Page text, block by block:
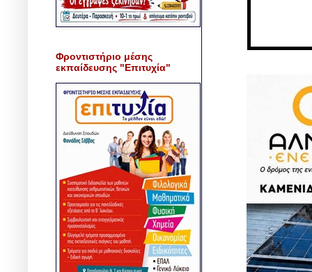
Φροντιστήριο μέσης
εκπαίδευσης "Επιτυχία"